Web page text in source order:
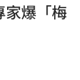
家爆「梅